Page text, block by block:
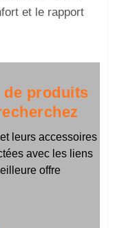
et le rapport
de produits
leurs accessoires
avec les liens
offre